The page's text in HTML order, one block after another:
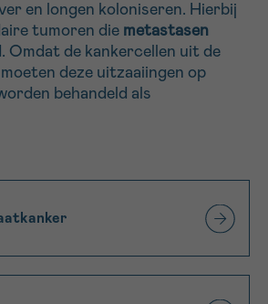
en longen koloniseren. Hierbij
tumoren die metastasen
Omdat de kankercellen uit de
deze uitzaaiingen op
behandeld als
nieuwsbrief
gebruiksvoorwaarden